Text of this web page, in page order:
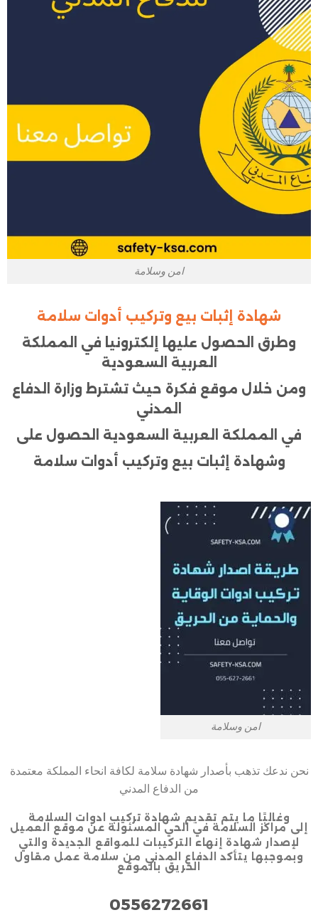
امن وسلامة
شهادة إثبات بيع وتركيب أدوات سلامة
وطرق الحصول عليها إلكترونيا في المملكة
العربية السعودية
ومن خلال موقع فكرة حيث تشترط وزارة الدفاع
المدني
في المملكة العربية السعودية الحصول على
وشهادة إثبات بيع وتركيب أدوات سلامة
امن وسلامة
نحن ندعك تذهب بأصدار شهادة سلامة لكافة انحاء المملكة معتمدة
من الدفاع المدني
وغالبًا ما يتم تقديم شهادة تركيب ادوات السلامة
إلى مراكز السلامة في الحي المسئولة عن موقع العميل
لإصدار شهادة إنهاء التركيبات للمواقع الجديدة والتي
وبموجبها يتأكد الدفاع المدني من سلامة عمل مقاول
الحريق بالموقع
0556272661